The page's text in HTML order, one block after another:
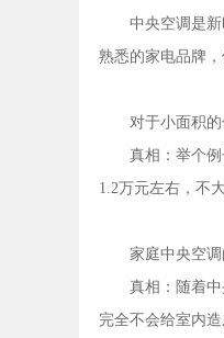
中央空调是
熟悉的家电品牌
对于小面积
真相：举个
1.2万元左右，不
家庭中央空
真相：随着
完全不会给室内